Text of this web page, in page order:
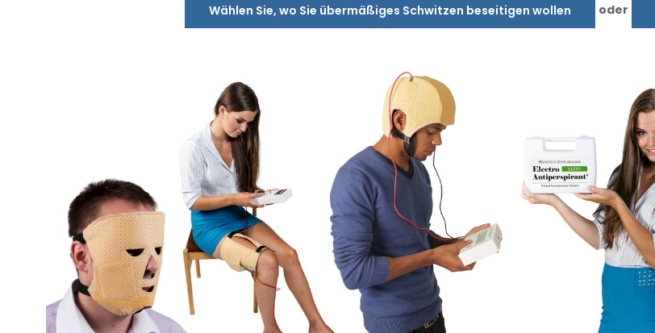
Wählen Sie, wo Sie übermäßiges Schwitzen beseitigen wollen oder